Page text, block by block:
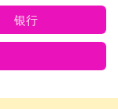
银行